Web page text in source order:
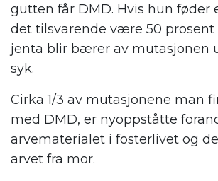
gutten får DMD. Hvis hun føder
det tilsvarende være 50 prosent
jenta blir bærer av mutasjonen
syk.
Cirka 1/3 av mutasjonene man
med DMD, er nyoppståtte
arvematerialet i fosterlivet og
arvet fra mor.